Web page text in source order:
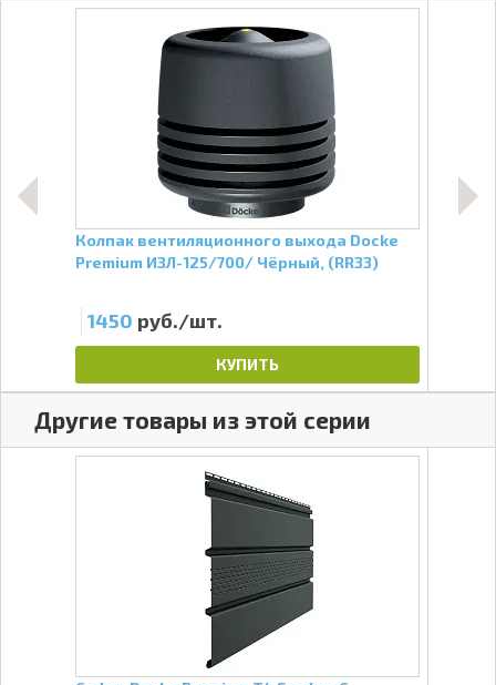
Колпак вентиляционного выхода Docke
Premium ИЗЛ-125/700/ Чёрный, (RR33)
1450 руб./шт.
КУПИТЬ
Другие товары из этой серии